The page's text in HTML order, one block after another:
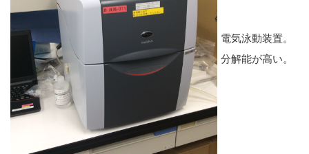
電気泳動装置。
分解能が高い。